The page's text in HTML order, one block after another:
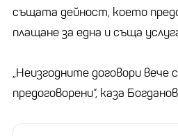
същата дейност, което
плащане за една и съща
„Неизгодните договори вече
предоговорени“, каза